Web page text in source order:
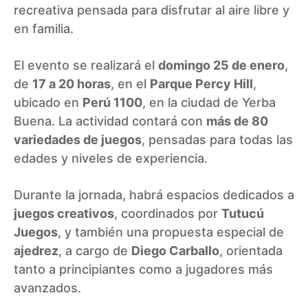
recreativa pensada para disfrutar al aire libre y
en familia.
El evento se realizará el domingo 25 de enero,
de 17 a 20 horas, en el Parque Percy Hill,
ubicado en Perú 1100, en la ciudad de Yerba
Buena. La actividad contará con más de 80
variedades de juegos, pensadas para todas las
edades y niveles de experiencia.
Durante la jornada, habrá espacios dedicados a
juegos creativos, coordinados por Tutucú
Juegos, y también una propuesta especial de
ajedrez, a cargo de Diego Carballo, orientada
tanto a principiantes como a jugadores más
avanzados.